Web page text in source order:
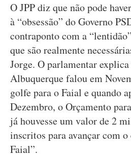
O JPP diz que não pode
à “obsessão” do Governo
contraponto com a
que são realmente
Jorge. O parlamentar
Albuquerque falou em
golfe para o Faial e quando
Dezembro, o Orçamento
já houvesse um valor de 2
inscritos para avançar com
Faial”.